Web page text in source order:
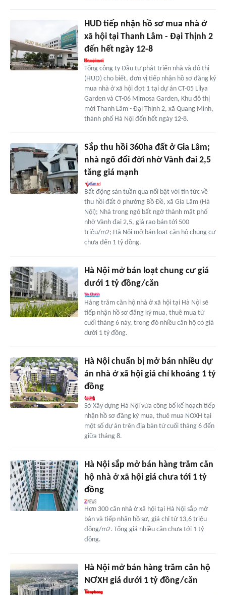
HUD tiếp nhận hồ sơ mua nhà ở
xã hội tại Thanh Lâm - Đại Thịnh 2
đến hết ngày 12-8
Tổng công ty Đầu tư phát triển nhà và đô thị
(HUD) cho biết, đơn vị tiếp nhận hồ sơ đăng ký
mua nhà ở xã hội đợt 1 tại dự án CT-05 Lilya
Garden và CT-06 Mimosa Garden, Khu đô thị
mới Thanh Lâm - Đại Thịnh 2, xã Quang Minh,
thành phố Hà Nội đến hết ngày 12-8.
Sắp thu hồi 360ha đất ở Gia Lâm;
nhà ngõ đổi đời nhờ Vành đai 2,5
tăng giá mạnh
Bất động sản tuần qua nổi bật với tin tức về
thu hồi đất ở phường Bồ Đề, xã Gia Lâm (Hà
Nội); Nhà trong ngõ bất ngờ thành mặt phố
nhờ Vành đai 2,5, giá rao bán tới 500
triệu/m2; Hà Nội mở bán loạt căn hộ chung cư
chưa đến 1 tỷ đồng.
Hà Nội mở bán loạt chung cư giá
dưới 1 tỷ đồng/căn
Hàng trăm căn hộ nhà ở xã hội tại Hà Nội sẽ
tiếp nhận hồ sơ đăng ký mua, thuê mua từ
cuối tháng 6 này, trong đó nhiều căn hộ có giá
dưới 1 tỷ đồng.
Hà Nội chuẩn bị mở bán nhiều dự
án nhà ở xã hội giá chỉ khoảng 1 tỷ
đồng
Sở Xây dựng Hà Nội vừa công bố kế hoạch tiếp
nhận hồ sơ đăng ký mua, thuê mua NOXH tại
một số dự án trên địa bàn từ cuối tháng 6 đến
giữa tháng 8.
Hà Nội sắp mở bán hàng trăm căn
hộ nhà ở xã hội giá chưa tới 1 tỷ
đồng
Hơn 300 căn nhà ở xã hội tại Hà Nội sắp mở
bán và tiếp nhận hồ sơ, giá chỉ từ 13,6 triệu
đồng/m2. Tổng giá nhiều căn chưa tới 1 tỷ
đồng.
Hà Nội mở bán hàng trăm căn hộ
NƠXH giá dưới 1 tỷ đồng/căn